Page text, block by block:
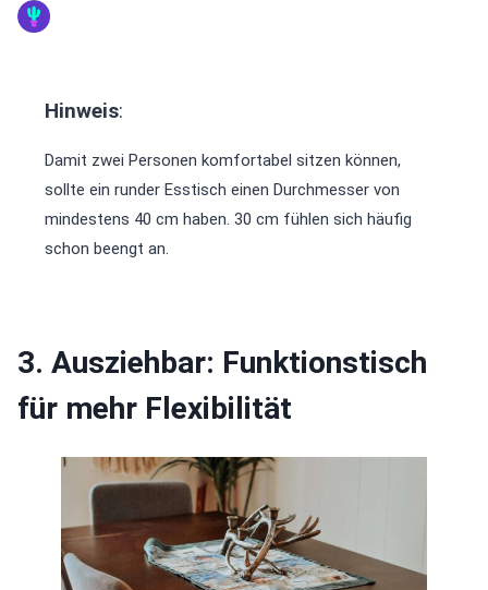
Hinweis:
Damit zwei Personen komfortabel sitzen können,
sollte ein runder Esstisch einen Durchmesser von
mindestens 40 cm haben. 30 cm fühlen sich häufig
schon beengt an.
3. Ausziehbar: Funktionstisch
für mehr Flexibilität